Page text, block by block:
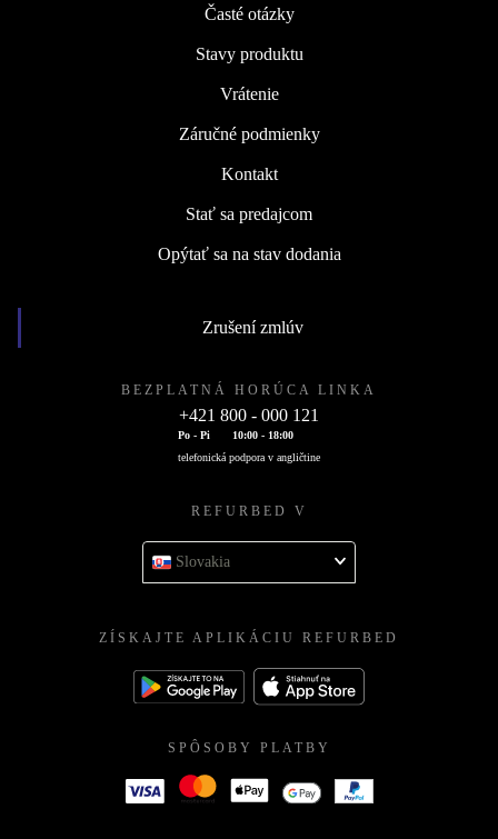
Časté otázky
Stavy produktu
Vrátenie
Záručné podmienky
Kontakt
Stať sa predajcom
Opýtať sa na stav dodania
Zrušení zmlúv
BEZPLATNÁ HORÚCA LINKA
+421 800 - 000 121
Po - Pi
10:00 - 18:00
telefonická podpora v angličtine
REFURBED V
Slovakia
ZÍSKAJTE APLIKÁCIU REFURBED
SPÔSOBY PLATBY